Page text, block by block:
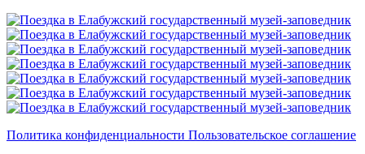
Политика конфиденциальности Пользовательское соглашение